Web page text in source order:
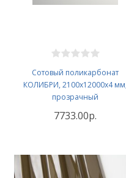
Сотовый поликарбонат
КОЛИБРИ, 2100х12000x4 мм,
прозрачный
7733.00р.